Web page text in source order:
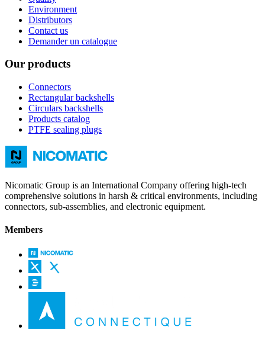
Environment
Distributors
Contact us
Demander un catalogue
Our products
Connectors
Rectangular backshells
Circulars backshells
Products catalog
PTFE sealing plugs
Nicomatic Group is an International Company offering high-tech
comprehensive solutions in harsh & critical environments, including
connectors, sub-assemblies, and electronic equipment.
Members